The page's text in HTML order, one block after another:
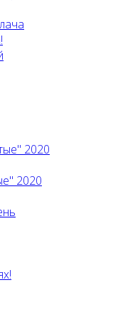
2020
2020